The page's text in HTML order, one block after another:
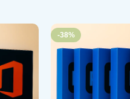
-38%